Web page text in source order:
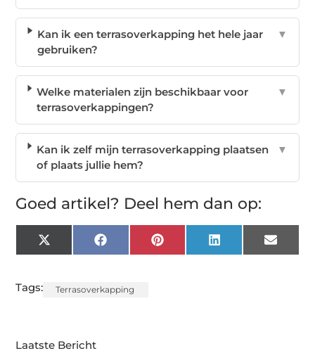
Kan ik een terrasoverkapping het hele jaar
gebruiken?
▼
Welke materialen zijn beschikbaar voor
terrasoverkappingen?
▼
Kan ik zelf mijn terrasoverkapping plaatsen
of plaats jullie hem?
▼
Goed artikel? Deel hem dan op:
X
(Twitter)
FacebookPinterest LinkedIn Email
Tags: Terrasoverkapping
Laatste Bericht